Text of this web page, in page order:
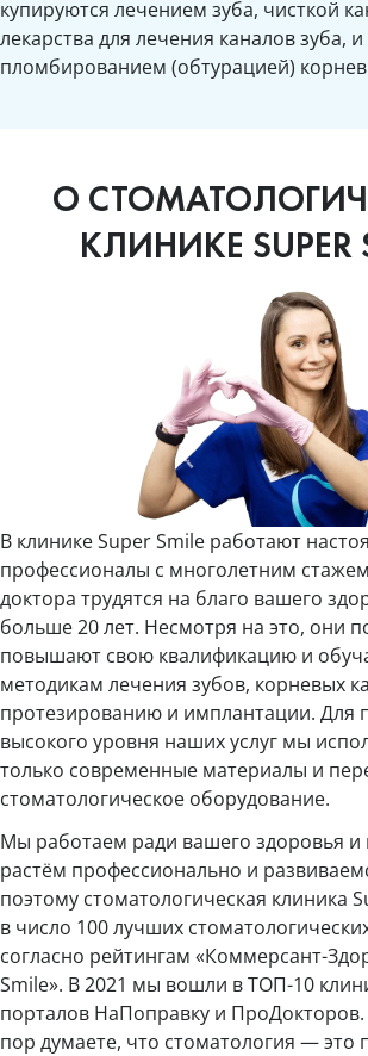
купируются лечением зуба, чисткой
лекарства для лечения каналов зуба,
пломбированием (обтурацией)
О
КЛИНИКЕ SUPER
В клинике Super Smile работают
профессионалы с многолетним
доктора трудятся на благо вашего
больше 20 лет. Несмотря на это, они
повышают свою квалификацию и
методикам лечения зубов, корневых
протезированию и имплантации. Для
высокого уровня наших услуг мы
только современные материалы и
стоматологическое оборудование.
Мы работаем ради вашего здоровья и
растём профессионально и
поэтому стоматологическая клиника
в число 100 лучших
согласно рейтингам «Коммерсант-
Smile». В 2021 мы вошли в ТОП-10
порталов НаПоправку и ПроДокторов.
пор думаете, что стоматология — это